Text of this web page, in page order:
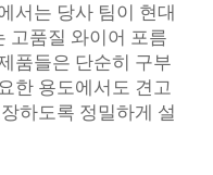
는 당사 팀이 현대
고품질 와이어 포름
품들은 단순히 구부
한 용도에서도 견고
하도록 정밀하게 설